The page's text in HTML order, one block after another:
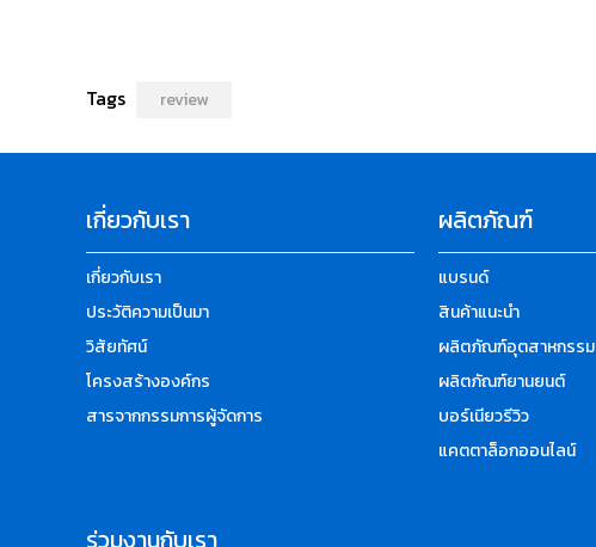
Tags review
เกี่ยวกับเรา
เกี่ยวกับเรา
ประวัติความเป็นมา
วิสัยทัศน์
โครงสร้างองค์กร
สารจากกรรมการผู้จัดการ
ผลิตภัณฑ์
แบรนด์
สินค้าแนะนำ
ผลิตภัณฑ์อุตสาหกรรม
ผลิตภัณฑ์ยานยนต์
บอร์เนียวรีวิว
แคตตาล็อกออนไลน์